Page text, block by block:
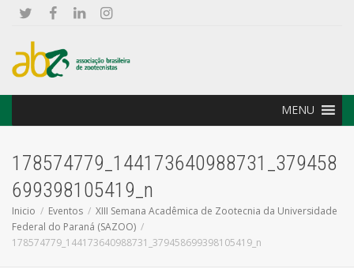
MENU
178574779_144173640988731_379458
699398105419_n
Inicio Eventos
XIII Semana Acadêmica de Zootecnia da Universidade
Federal do Paraná (SAZOO)
178574779_144173640988731_379458699398105419_n